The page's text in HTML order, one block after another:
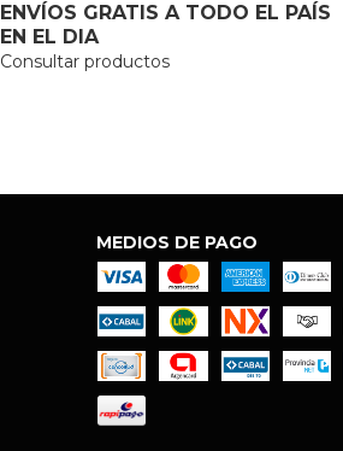
ENVÍOS GRATIS A TODO EL PAÍS
EN EL DIA
Consultar productos
MEDIOS DE PAGO